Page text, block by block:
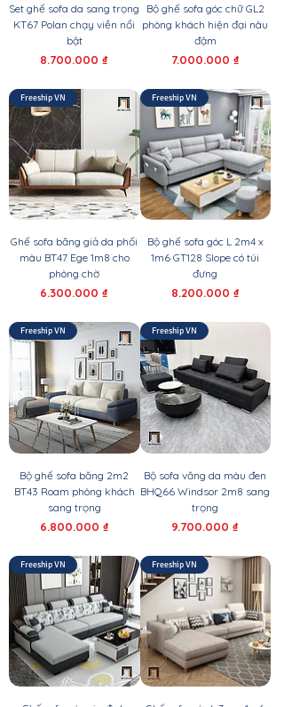
Set ghế sofa da sang trọng
KT67 Polan chạy viền nổi
bật
Giá
8.700.000 ₫
Bộ ghế sofa góc chữ GL2
phòng khách hiện đại nâu
đậm
Giá
7.000.000 ₫
Freeship VN
Ghế sofa băng giả da phối
màu BT47 Ege 1m8 cho
phòng chờ
Giá
6.300.000 ₫
Freeship VN
Bộ ghế sofa góc L 2m4 x
1m6 GT128 Slope có túi
đưng
Giá
8.200.000 ₫
Freeship VN
Bộ ghế sofa băng 2m2
BT43 Roam phòng khách
sang trọng
Giá
6.800.000 ₫
Freeship VN
Bộ sofa văng da màu đen
BHQ66 Windsor 2m8 sang
trọng
Giá
9.700.000 ₫
Freeship VN Freeship VN